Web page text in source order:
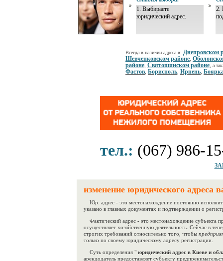
1. Выбираете
юридический адрес.
2.
Всегда в наличии адреса в: Днепровском
Шевченковском районе
районе Святошинском районе , а
Фастов Борисполь Ирпень
тел.: (067) 986-
изменение юридического адреса
Юр. адрес - это местонахождение постоянно
указано в главных документах и подтверждении о
Фактический адрес - это местонахождение субъекта
осуществляет хозяйственную деятельность. Сейчас в
строгих требований относительно того, чтобы
только по своему юридическому адресу регистрации.
Суть определения " юридический адрес в Киеве и
арендодатель предоставляет субъекту